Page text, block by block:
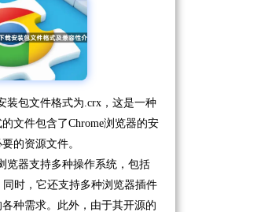
装包文件格式为.crx，这是一种
文件包含了Chrome浏览器的安
的资源文件。
览器支持多种操作系统，包括
同时，它还支持多种浏览器插件
种需求。此外，由于其开源的